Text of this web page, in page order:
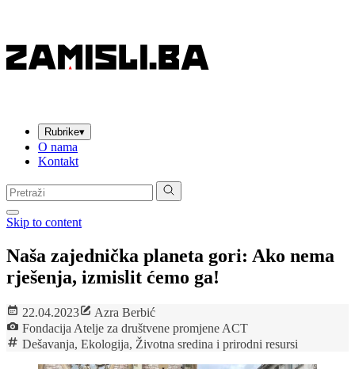
Rubrike▾
O nama
Kontakt
Pretraga:
Skip to content
Naša zajednička planeta gori: Ako nema
rješenja, izmislit ćemo ga!
22.04.2023
Azra Berbić
Fondacija Atelje za društvene promjene ACT
Dešavanja, Ekologija, Životna sredina i prirodni resursi